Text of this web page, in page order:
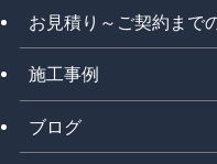
お見積り～ご契約まで
施工事例
ブログ